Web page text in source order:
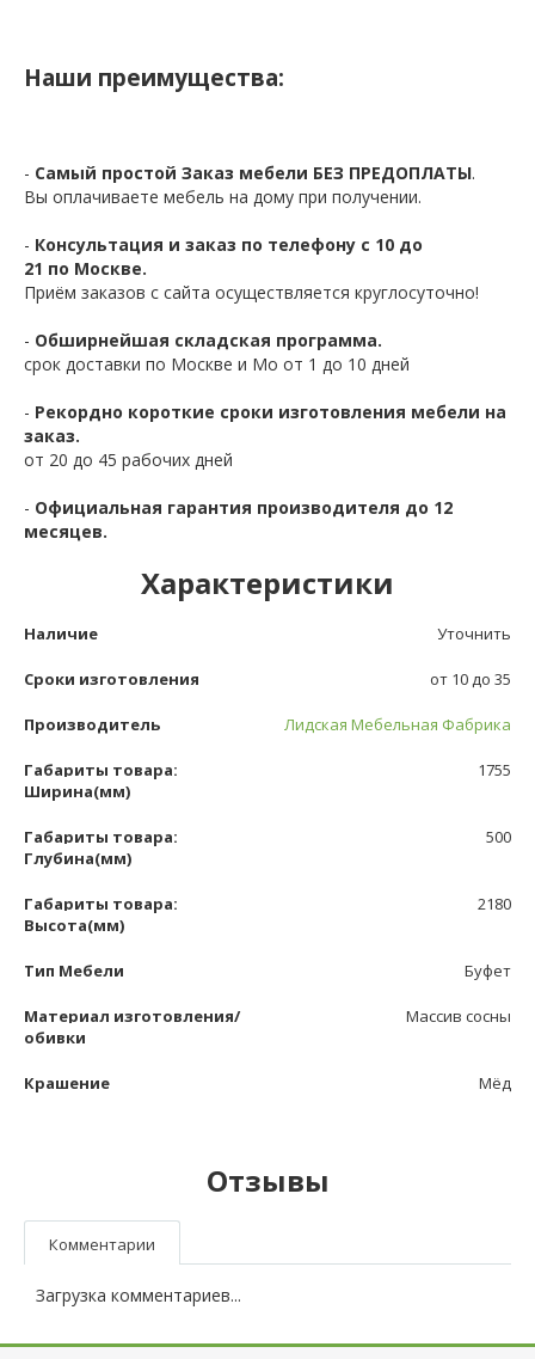
Наши преимущества:
- Самый простой Заказ мебели БЕЗ ПРЕДОПЛАТЫ.
Вы оплачиваете мебель на дому при получении.
- Консультация и заказ по телефону с 10 до
21 по Москве.
Приём заказов с сайта осуществляется круглосуточно!
- Обширнейшая складская программа.
срок доставки по Москве и Мо от 1 до 10 дней
- Рекордно короткие сроки изготовления мебели на
заказ.
от 20 до 45 рабочих дней
- Официальная гарантия производителя до 12
месяцев.
Характеристики
Наличие Уточнить
Сроки изготовления от 10 до 35
Производитель Лидская Мебельная Фабрика
Габариты товара:
Ширина(мм)
1755
Габариты товара:
Глубина(мм)
500
Габариты товара:
Высота(мм)
2180
Тип Мебели Буфет
Материал изготовления/
обивки
Массив сосны
Крашение Мёд
Отзывы
Комментарии
Загрузка комментариев...